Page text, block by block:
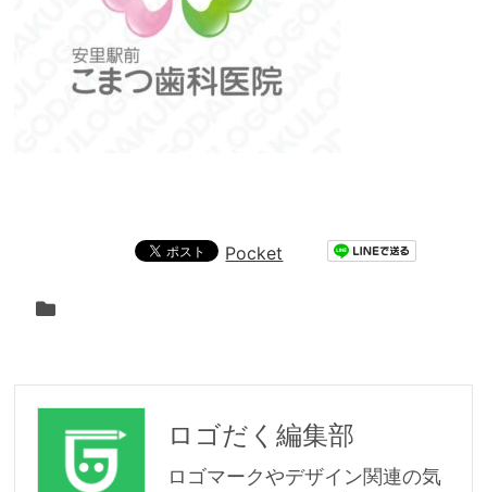
Pocket
ロゴだく編集部
ロゴマークやデザイン関連の気